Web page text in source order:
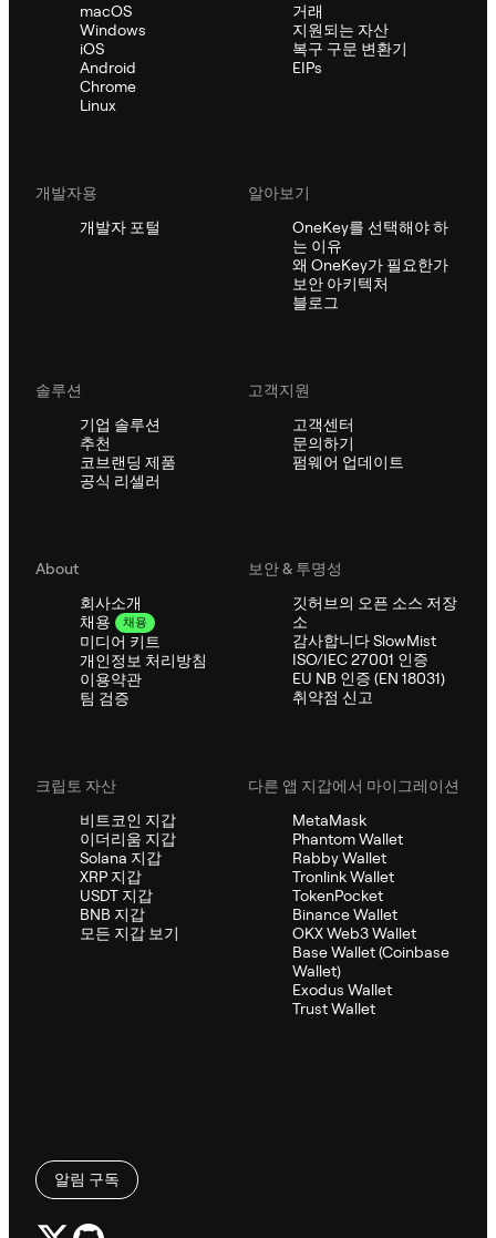
macOS
Windows
iOS
Android
Chrome
Linux
거래
지원되는 자산
복구 구문 변환기
EIPs
개발자용
개발자 포털
알아보기
OneKey를 선택해야 하
는 이유
왜 OneKey가 필요한가
보안 아키텍처
블로그
솔루션
기업 솔루션
추천
코브랜딩 제품
공식 리셀러
고객지원
고객센터
문의하기
펌웨어 업데이트
About
회사소개
채용
채용
미디어 키트
개인정보 처리방침
이용약관
팀 검증
보안 & 투명성
깃허브의 오픈 소스 저장
소
감사합니다 SlowMist
ISO/IEC 27001 인증
EU NB 인증 (EN 18031)
취약점 신고
크립토 자산
비트코인 지갑
이더리움 지갑
Solana 지갑
XRP 지갑
USDT 지갑
BNB 지갑
모든 지갑 보기
다른 앱 지갑에서 마이그레이션
MetaMask
Phantom Wallet
Rabby Wallet
Tronlink Wallet
TokenPocket
Binance Wallet
OKX Web3 Wallet
Base Wallet (Coinbase
Wallet)
Exodus Wallet
Trust Wallet
알림 구독